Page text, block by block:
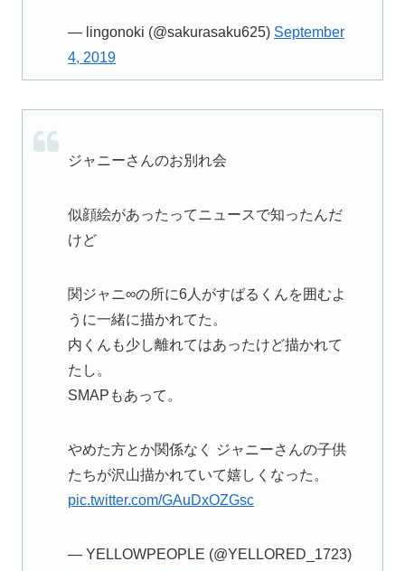
— lingonoki (@sakurasaku625) September
4, 2019
ジャニーさんのお別れ会
似顔絵があったってニュースで知ったんだ
けど
関ジャニ∞の所に6人がすばるくんを囲むよ
うに一緒に描かれてた。
内くんも少し離れてはあったけど描かれて
たし。
SMAPもあって。
やめた方とか関係なく ジャニーさんの子供
たちが沢山描かれていて嬉しくなった。
pic.twitter.com/GAuDxOZGsc
— YELLOWPEOPLE (@YELLORED_1723)